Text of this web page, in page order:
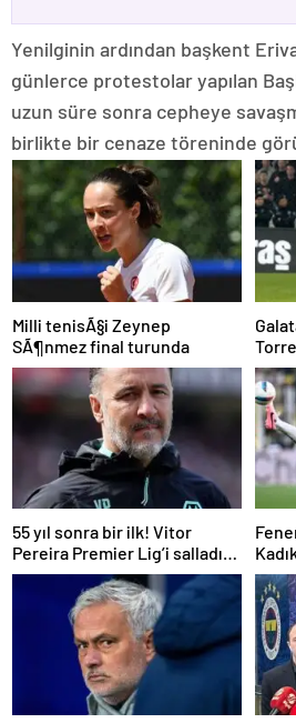
Yenilginin ardından başkent
günlerce protestolar yapılan
uzun süre sonra cepheye
birlikte bir cenaze töreninde
Milli tenisÃ§i Zeynep
SÃ¶nmez final turunda
55 yıl sonra bir ilk! Vitor
Pereira Premier Lig’i salladı…